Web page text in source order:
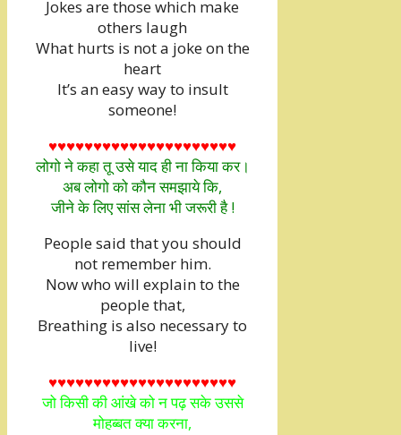
Jokes are those which make
others laugh
What hurts is not a joke on the
heart
It’s an easy way to insult
someone!
♥♥♥♥♥♥♥♥♥♥♥♥♥♥♥♥♥♥♥♥♥
लोगो ने कहा तू उसे याद ही ना किया कर।
अब लोगो को कौन समझाये कि,
जीने के लिए सांस लेना भी जरूरी है !
People said that you should
not remember him.
Now who will explain to the
people that,
Breathing is also necessary to
live!
♥♥♥♥♥♥♥♥♥♥♥♥♥♥♥♥♥♥♥♥♥
जो किसी की आंखे को न पढ़ सके उससे
मोहब्बत क्या करना,